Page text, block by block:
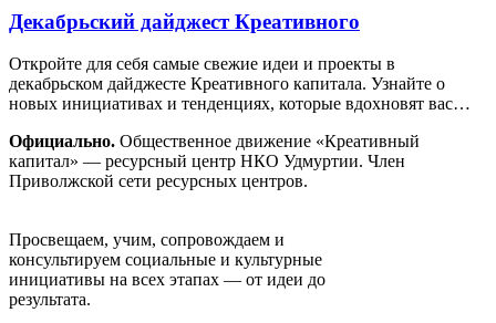
Декабрьский дайджест Креативного
Откройте для себя самые свежие идеи и проекты в
декабрьском дайджесте Креативного капитала. Узнайте о
новых инициативах и тенденциях, которые вдохновят вас…
Официально. Общественное движение «Креативный
капитал» — ресурсный центр НКО Удмуртии. Член
Приволжской сети ресурсных центров.
Просвещаем, учим, сопровождаем и
консультируем социальные и культурные
инициативы на всех этапах — от идеи до
результата.